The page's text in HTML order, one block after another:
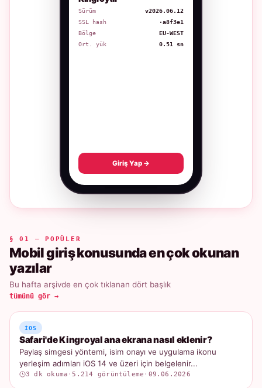
Sürüm
v2026.06.12
SSL hash
·a8f3e1
Bölge
EU-WEST
Ort. yük
0.51 sn
Giriş Yap →
§ 01 — POPÜLER
Mobil giriş konusunda en çok okunan
yazılar
Bu hafta arşivde en çok tıklanan dört başlık
tümünü gör →
IOS
Safari'de Kingroyal ana ekrana nasıl eklenir?
Paylaş simgesi yöntemi, isim onayı ve uygulama ikonu
yerleşim adımları iOS 14 ve üzeri için belgelenir...
3 dk okuma ·5.214 görüntüleme · 09.06.2026